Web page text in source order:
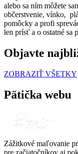
alebo sa ním môžete
občerstvenie, vínko,
pomôcky a profi
len prísť a o ostatné sa
Objavte
ZOBRAZIŤ VŠETKY
Pätička webu
Zážitkové maľovanie
pre začiatočníkov aj